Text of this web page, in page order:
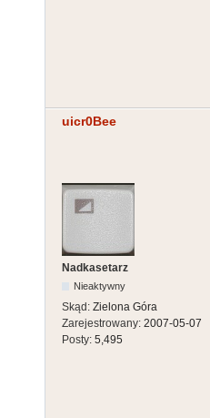
uicr0Bee
Nadkasetarz
Nieaktywny
Skąd: Zielona Góra
Zarejestrowany: 2007-05-07
Posty: 5,495